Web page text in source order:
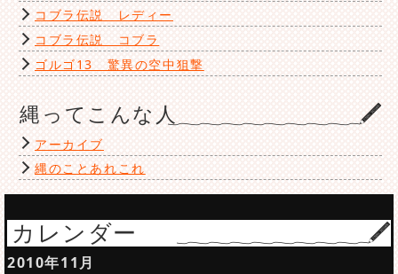
コブラ伝説 レディー
コブラ伝説 コブラ
ゴルゴ13 驚異の空中狙撃
縄ってこんな人
アーカイブ
縄のことあれこれ
カレンダー
2010年11月